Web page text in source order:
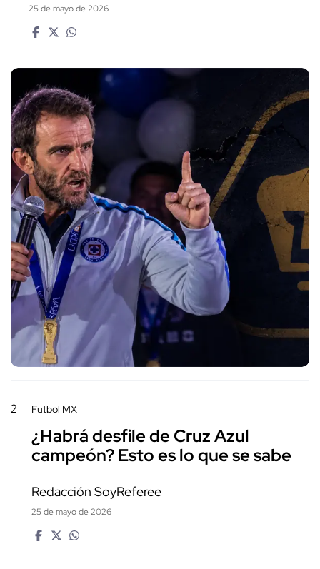
25 de mayo de 2026
2 Futbol MX
¿Habrá desfile de Cruz Azul
campeón? Esto es lo que se sabe
Redacción SoyReferee
25 de mayo de 2026